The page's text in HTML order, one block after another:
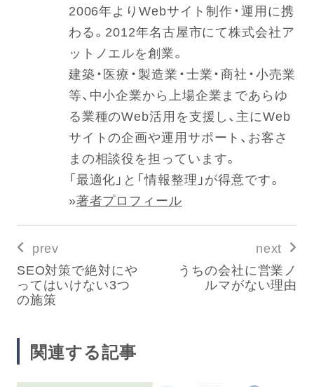
2006年よりWebサイト制作・運用に携
わる。2012年名古屋市にて株式会社ア
ットノエルを創業。
建築・医療・製造業・士業・商社・小売業
等、中小企業から上場企業まであらゆ
る業種のWeb活用を支援し、主にWeb
サイトの企画や運用サポート、お客さ
まの相談役を担っています。
「最適化」と「情報整理」が得意です。
»著者プロフィール
prev
SEO対策で絶対にや
ってはいけない3つ
の施策
next
うちの会社に営業ノ
ルマがない理由
関連する記事